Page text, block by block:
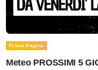
Prima Pagina
Meteo PROSSIMI 5